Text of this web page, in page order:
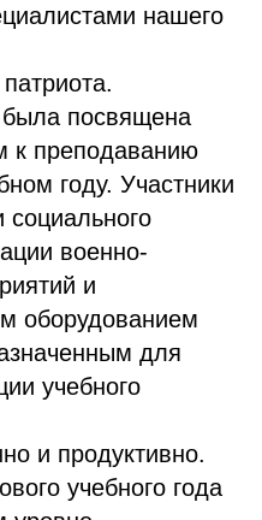
нашего
посвящена
к преподаванию
году. Участники
социального
военно-
и
оборудованием
для
учебного
и продуктивно.
учебного года